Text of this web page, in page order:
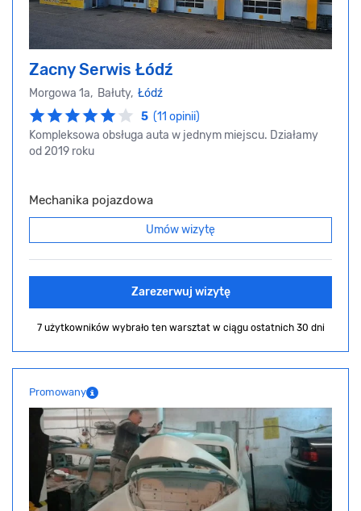
Zacny Serwis Łódź
Morgowa 1a, Bałuty, Łódź
5 (11 opinii)
Kompleksowa obsługa auta w jednym miejscu. Działamy
od 2019 roku
Mechanika pojazdowa
Umów wizytę
Zarezerwuj wizytę
7 użytkowników wybrało ten warsztat w ciągu ostatnich 30 dni
Promowany